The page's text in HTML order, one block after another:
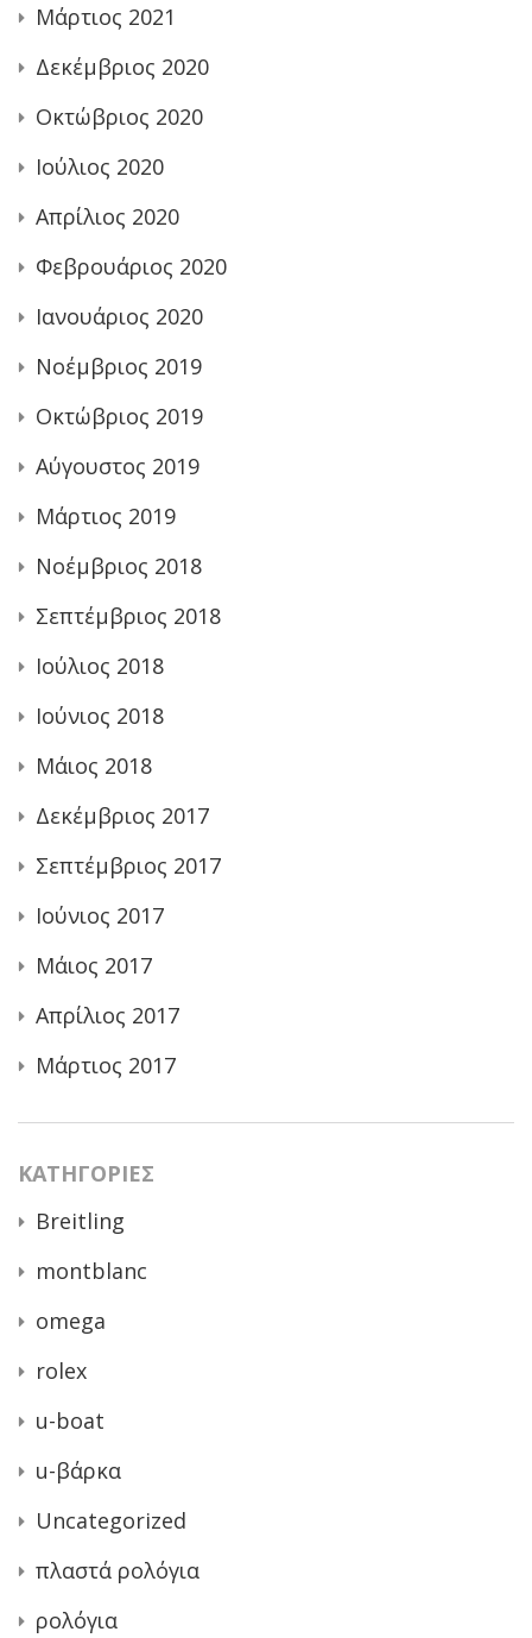
Μάρτιος 2021
Δεκέμβριος 2020
Οκτώβριος 2020
Ιούλιος 2020
Απρίλιος 2020
Φεβρουάριος 2020
Ιανουάριος 2020
Νοέμβριος 2019
Οκτώβριος 2019
Αύγουστος 2019
Μάρτιος 2019
Νοέμβριος 2018
Σεπτέμβριος 2018
Ιούλιος 2018
Ιούνιος 2018
Μάιος 2018
Δεκέμβριος 2017
Σεπτέμβριος 2017
Ιούνιος 2017
Μάιος 2017
Απρίλιος 2017
Μάρτιος 2017
KΑΤΗΓΟΡΊΕΣ
Breitling
montblanc
omega
rolex
u-boat
u-βάρκα
Uncategorized
πλαστά ρολόγια
ρολόγια